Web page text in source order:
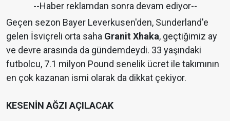
--Haber reklamdan sonra devam ediyor--
Geçen sezon Bayer Leverkusen'den, Sunderland'e
gelen İsviçreli orta saha Granit Xhaka, geçtiğimiz ay
ve devre arasında da gündemdeydi. 33 yaşındaki
futbolcu, 7.1 milyon Pound senelik ücret ile takımının
en çok kazanan ismi olarak da dikkat çekiyor.
KESENİN AĞZI AÇILACAK